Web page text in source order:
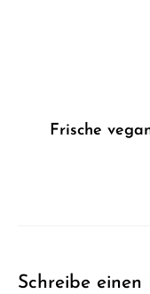
Frische
Schreibe